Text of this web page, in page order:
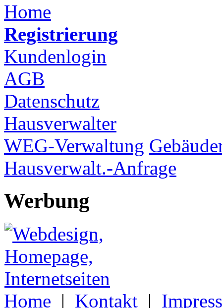
Home
Registrierung
Kundenlogin
AGB
Datenschutz
Hausverwalter
WEG-Verwaltung
Hausverwalt.-Anfrage
Werbung
Home | Kontakt |